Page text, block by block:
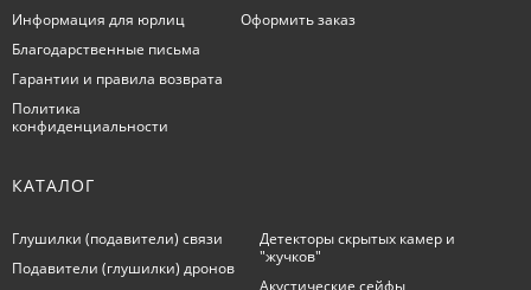
Информация для юрлиц
Благодарственные письма
Гарантии и правила возврата
Политика
конфиденциальности
Оформить заказ
КАТАЛОГ
Глушилки (подавители) связи
Подавители (глушилки) дронов
Детекторы скрытых камер и
"жучков"
Акустические сейфы